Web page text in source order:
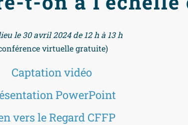
le 30 avril 2024 de 12 h à 13 h
virtuelle gratuite)
Captation vidéo
PowerPoint
vers le Regard CFFP